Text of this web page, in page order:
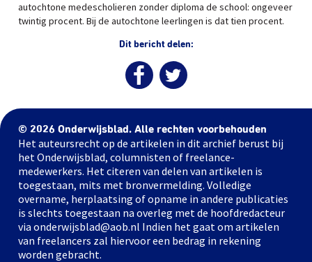
autochtone medescholieren zonder diploma de school: ongeveer
twintig procent. Bij de autochtone leerlingen is dat tien procent.
Dit bericht delen:
© 2026 Onderwijsblad. Alle rechten voorbehouden
Het auteursrecht op de artikelen in dit archief berust bij
het Onderwijsblad, columnisten of freelance-
medewerkers. Het citeren van delen van artikelen is
toegestaan, mits met bronvermelding. Volledige
overname, herplaatsing of opname in andere publicaties
is slechts toegestaan na overleg met de hoofdredacteur
via onderwijsblad@aob.nl Indien het gaat om artikelen
van freelancers zal hiervoor een bedrag in rekening
worden gebracht.